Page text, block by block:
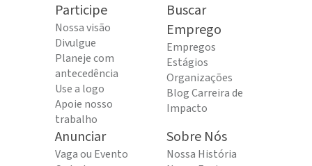
Participe
Nossa visão
Divulgue
Planeje com
antecedência
Use a logo
Apoie nosso
trabalho
Buscar
Emprego
Empregos
Estágios
Organizações
Blog Carreira de
Impacto
Anunciar
Vaga ou Evento
Sobre Nós
Nossa História